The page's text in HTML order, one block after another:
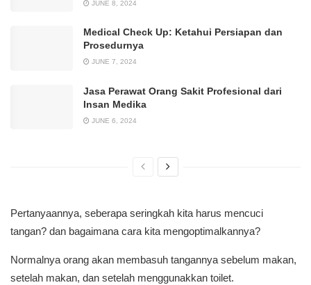
JUNE 8, 2024
Medical Check Up: Ketahui Persiapan dan
Prosedurnya
JUNE 7, 2024
Jasa Perawat Orang Sakit Profesional dari
Insan Medika
JUNE 6, 2024
Pertanyaannya, seberapa seringkah kita harus mencuci
tangan? dan bagaimana cara kita mengoptimalkannya?
Normalnya orang akan membasuh tangannya sebelum makan,
setelah makan, dan setelah menggunakkan toilet.